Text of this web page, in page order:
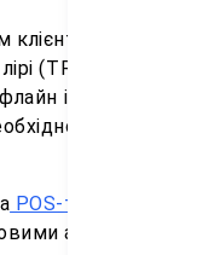
(TRY) та
і онлайн-
POS-терміналі
активами.